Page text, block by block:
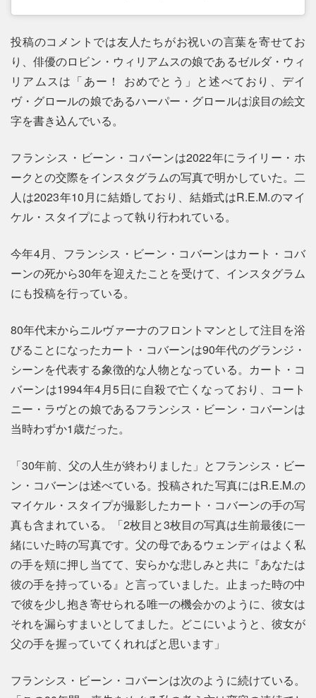
投稿のコメントでは友人たちがお祝いの言葉を寄せてお
り、俳優のロビン・ウィリアムスの娘であるゼルダ・ウィ
リアムスは「あー！ おめでとう」と述べており、デイ
ヴ・グロールの娘であるハーパー・グロールは涙目の絵文
字を書き込んでいる。
フランシス・ビーン・コバーンは2022年にライリー・ホ
ークとの交際をインスタグラムの写真で明かしていた。二
人は2023年10月に結婚しており、結婚式はR.E.M.のマイ
ケル・スタイプによって執り行われている。
今年4月、フランシス・ビーン・コバーンはカート・コバ
ーンの死から30年を迎えたことを受けて、インスタグラム
にも投稿を行っている。
80年代末からニルヴァーナのフロントマンとして注目を浴
びることになったカート・コバーンは90年代のグランジ・
シーンを代表する象徴的な人物となっている。カート・コ
バーンは1994年4月5日に自殺で亡くなっており、コート
ニー・ラヴとの娘であるフランシス・ビーン・コバーンは
当時わずか1歳だった。
「30年前、父の人生が終わりました」とフランシス・ビー
ン・コバーンは述べている。投稿された写真にはR.E.M.の
マイケル・スタイプが撮影したカート・コバーンの手の写
真も含まれている。「2枚目と3枚目の写真は生前最後に一
緒にいた時の写真です。父の母であるウェンディはよく私
の手を頬に押し当てて、安らかな悲しみと共に『あなたは
彼の手を持っている』と言っていました。止まった時の中
で彼を少し抱き寄せられる唯一の機会かのように、彼女は
それを漏らすまいとしてました。どこにいようと、彼女が
父の手を握っていてくれればと思います」
フランシス・ビーン・コバーンは次のように続けている。